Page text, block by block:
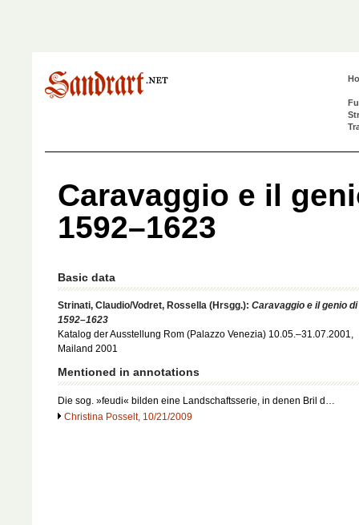
Caravaggio e il
1592–1623
Basic data
Strinati, Claudio/Vodret, Rossella (Hrsgg.): Caravaggio e il genio
1592–1623
Katalog der Ausstellung Rom (Palazzo Venezia) 10.05.–31.07.2001,
Mailand 2001
Mentioned in annotations
Die sog. »feudi« bilden eine Landschaftsserie, in denen Bril d…
Christina Posselt, 10/21/2009